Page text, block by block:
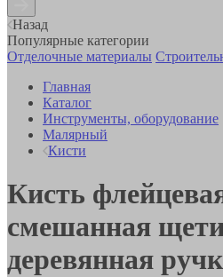
Назад
Популярные категории
Отделочные материалы
Главная
Каталог
Инструменты, оборудование
Малярный
Кисти
Кисть
смешанная
деревянная